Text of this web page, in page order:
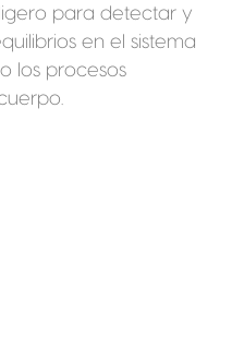
para detectar y
en el sistema
los procesos